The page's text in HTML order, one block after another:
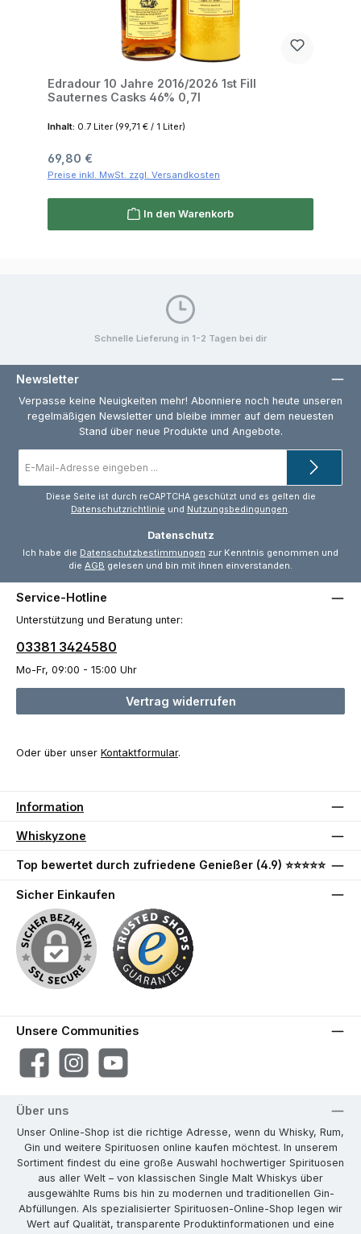
Edradour 10 Jahre 2016/2026 1st Fill
Sauternes Casks 46% 0,7l
Inhalt: 0.7 Liter (99,71 € / 1 Liter)
Regulärer Preis:
69,80 €
Preise inkl. MwSt. zzgl. Versandkosten
In den Warenkorb
Schnelle Lieferung in 1-2 Tagen bei dir
Newsletter
Verpasse keine Neuigkeiten mehr! Abonniere noch heute unseren
regelmäßigen Newsletter und bleibe immer auf dem neuesten
Stand über neue Produkte und Angebote.
Mail-
*
Diese Seite ist durch reCAPTCHA geschützt und es gelten die
Datenschutzrichtlinie und Nutzungsbedingungen.
Datenschutz
Ich habe die Datenschutzbestimmungen zur Kenntnis genommen und
die AGB gelesen und bin mit ihnen einverstanden.
Service-Hotline
Unterstützung und Beratung unter:
03381 3424580
Mo-Fr, 09:00 - 15:00 Uhr
Vertrag widerrufen
Oder über unser Kontaktformular.
Information
Whiskyzone
Top bewertet durch zufriedene Genießer (4.9) ⭐⭐⭐⭐⭐
Sicher Einkaufen
Unsere Communities
FacebookInstagramYouTube
Über uns
Unser Online-Shop ist die richtige Adresse, wenn du Whisky, Rum,
Gin und weitere Spirituosen online kaufen möchtest. In unserem
Sortiment findest du eine große Auswahl hochwertiger Spirituosen
aus aller Welt – von klassischen Single Malt Whiskys über
ausgewählte Rums bis hin zu modernen und traditionellen Gin-
Abfüllungen. Als spezialisierter Spirituosen-Online-Shop legen wir
Wert auf Qualität, transparente Produktinformationen und eine